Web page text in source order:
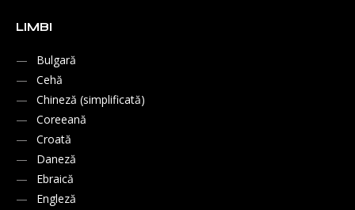
LIMBI
Bulgară
Cehă
Chineză (simplificată)
Coreeană
Croată
Daneză
Ebraică
Engleză